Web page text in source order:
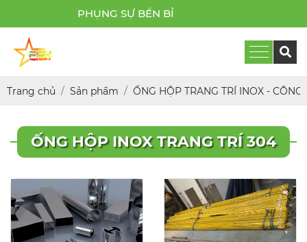
PHỤNG SỰ BỀN BỈ
Trang chủ Sản phẩm ỐNG HỘP TRANG TRÍ INOX - CÔNG
ỐNG HỘP INOX TRANG TRÍ 304